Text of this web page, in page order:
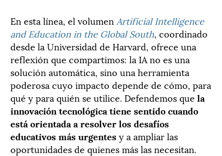
En esta línea, el volumen Artificial Intelligence
and Education in the Global South, coordinado
desde la Universidad de Harvard, ofrece una
reflexión que compartimos: la IA no es una
solución automática, sino una herramienta
poderosa cuyo impacto depende de cómo, para
qué y para quién se utilice. Defendemos que la
innovación tecnológica tiene sentido cuando
está orientada a resolver los desafíos
educativos más urgentesy a ampliar las
oportunidades de quienes más las necesitan.